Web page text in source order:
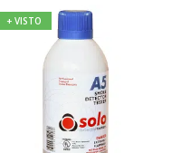
+ VISTO